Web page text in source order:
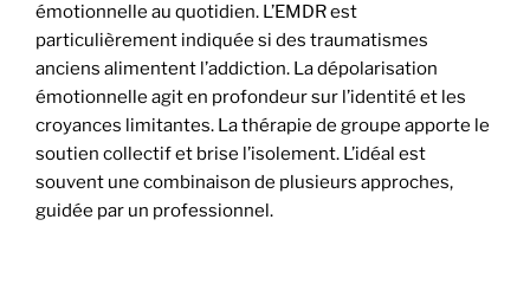
émotionnelle au quotidien. L’EMDR est
particulièrement indiquée si des traumatismes
anciens alimentent l’addiction. La dépolarisation
émotionnelle agit en profondeur sur l’identité et les
croyances limitantes. La thérapie de groupe apporte le
soutien collectif et brise l’isolement. L’idéal est
souvent une combinaison de plusieurs approches,
guidée par un professionnel.